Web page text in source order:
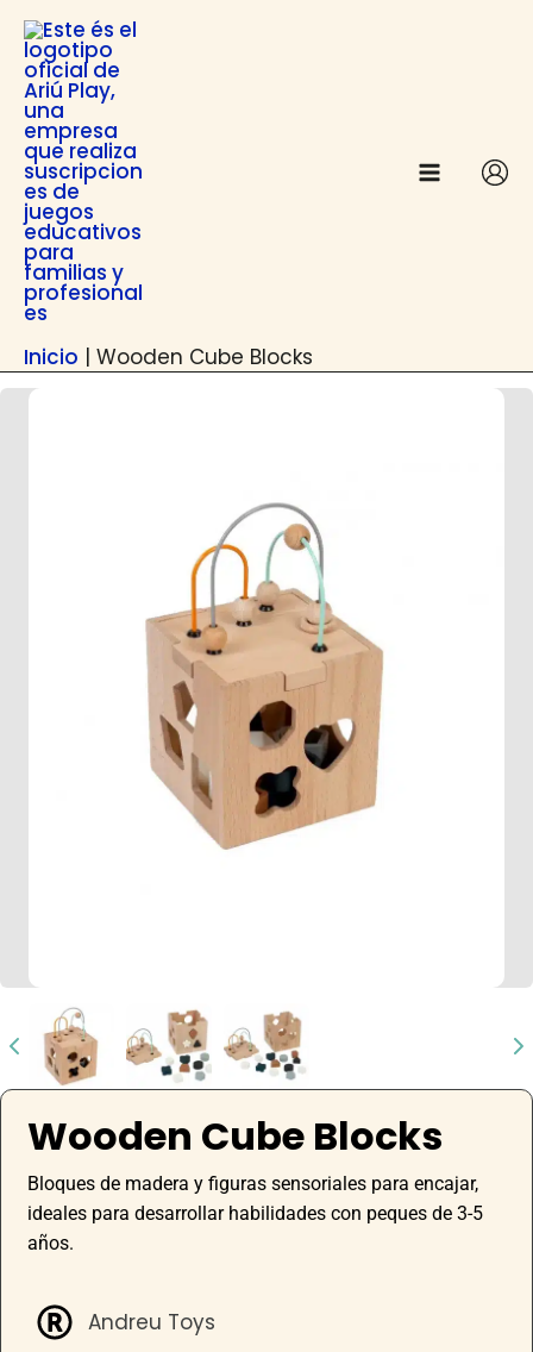
contingut
Anar
contingut
Inicio | Wooden Cube Blocks
Wooden Cube Blocks
Bloques de madera y figuras sensoriales para encajar,
ideales para desarrollar habilidades con peques de 3-5
años.
Andreu Toys